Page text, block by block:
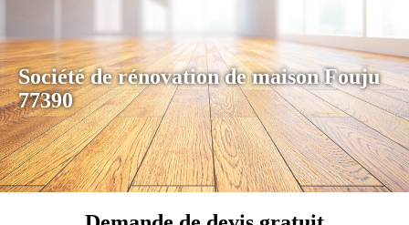
Société de rénovation de maison Fouju
77390